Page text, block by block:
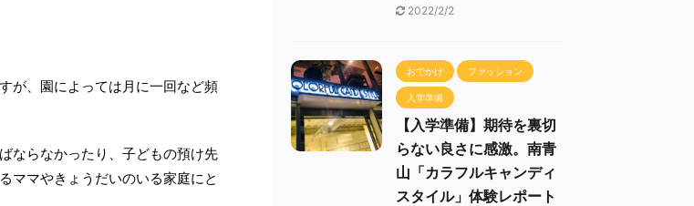
が、園によっては月に一回など頻
ならなかったり、子どもの預け先
ママやきょうだいのいる家庭にと
2022/2/2
おでかけ ファッション
入学準備
【入学準備】期待を裏切
らない良さに感激。南青
山「カラフルキャンディ
スタイル」体験レポート